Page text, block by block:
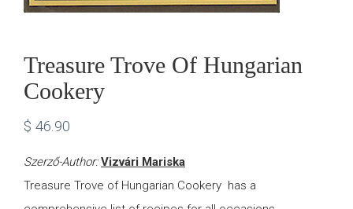
Treasure Trove Of Hungarian
Cookery
$ 46.90
Szerző-Author:Vizvári Mariska
Treasure Trove of Hungarian Cookery has a